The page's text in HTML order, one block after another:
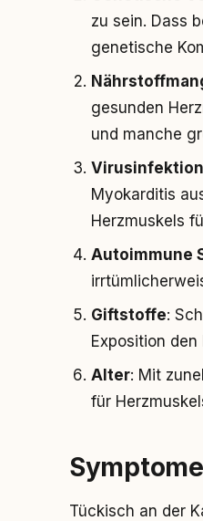
zu sein. Dass
genetische
gesunden
und manche
Myokarditis
Herzmuskels
Autoimmune
Giftstoffe:
Exposition
Alter: Mit
für
Tückisch an der